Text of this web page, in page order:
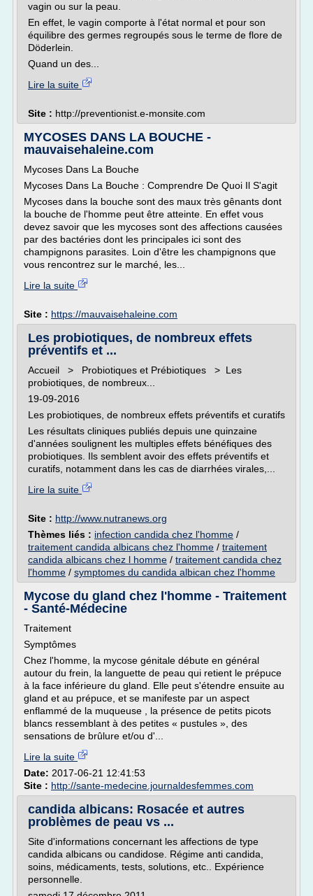
vagin ou sur la peau.
En effet, le vagin comporte à l'état normal et pour son
équilibre des germes regroupés sous le terme de flore de
Döderlein.
Quand un des...
Lire la suite
Site : http://preventionist.e-monsite.com
MYCOSES DANS LA BOUCHE -
mauvaisehaleine.com
Mycoses Dans La Bouche
Mycoses Dans La Bouche : Comprendre De Quoi Il S'agit
Mycoses dans la bouche sont des maux très gênants dont
la bouche de l'homme peut être atteinte. En effet vous
devez savoir que les mycoses sont des affections causées
par des bactéries dont les principales ici sont des
champignons parasites. Loin d'être les champignons que
vous rencontrez sur le marché, les...
Lire la suite
Site : https://mauvaisehaleine.com
Les probiotiques, de nombreux effets
préventifs et ...
Accueil > Probiotiques et Prébiotiques > Les
probiotiques, de nombreux...
19-09-2016
Les probiotiques, de nombreux effets préventifs et curatifs
Les résultats cliniques publiés depuis une quinzaine
d'années soulignent les multiples effets bénéfiques des
probiotiques. Ils semblent avoir des effets préventifs et
curatifs, notamment dans les cas de diarrhées virales,...
Lire la suite
Site : http://www.nutranews.org
Thèmes liés : infection candida chez l'homme /
traitement candida albicans chez l'homme / traitement
candida albicans chez l homme / traitement candida chez
l'homme / symptomes du candida albican chez l'homme
Mycose du gland chez l'homme - Traitement
- Santé-Médecine
Traitement
Symptômes
Chez l'homme, la mycose génitale débute en général
autour du frein, la languette de peau qui retient le prépuce
à la face inférieure du gland. Elle peut s'étendre ensuite au
gland et au prépuce, et se manifeste par un aspect
enflammé de la muqueuse , la présence de petits picots
blancs ressemblant à des petites « pustules », des
sensations de brûlure et/ou d'...
Lire la suite
Date: 2017-06-21 12:41:53
Site : http://sante-medecine.journaldesfemmes.com
candida albicans: Rosacée et autres
problèmes de peau vs ...
Site d'informations concernant les affections de type
candida albicans ou candidose. Régime anti candida,
soins, médicaments, tests, solutions, etc.. Expérience
personnelle.